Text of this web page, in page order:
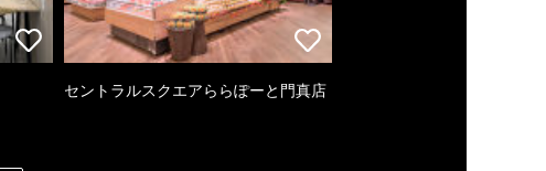
セントラルスクエアららぽーと門真店